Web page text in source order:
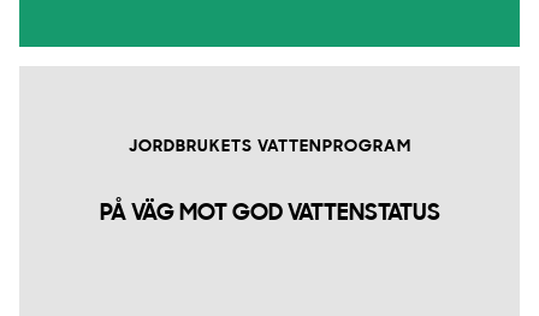
JORDBRUKETS VATTENPROGRAM
PÅ VÄG MOT GOD VATTENSTATUS